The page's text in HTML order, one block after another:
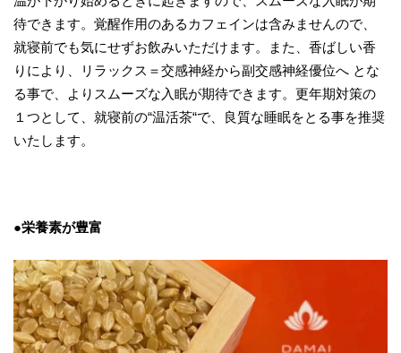
待できます。覚醒作用のあるカフェインは含みませんので、
就寝前でも気にせずお飲みいただけます。また、香ばしい香
りにより、リラックス＝交感神経から副交感神経優位へ とな
る事で、よりスムーズな入眠が期待できます。更年期対策の
１つとして、就寝前の“温活茶“で、良質な睡眠をとる事を推奨
いたします。
●栄養素が豊富